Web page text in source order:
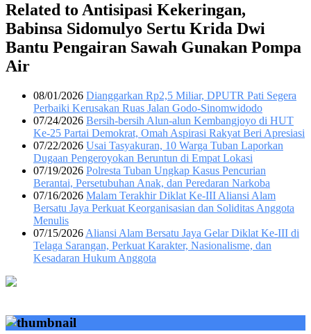
Related to Antisipasi Kekeringan,
Babinsa Sidomulyo Sertu Krida Dwi
Bantu Pengairan Sawah Gunakan Pompa
Air
08/01/2026 Dianggarkan Rp2,5 Miliar, DPUTR Pati Segera
Perbaiki Kerusakan Ruas Jalan Godo-Sinomwidodo
07/24/2026 Bersih-bersih Alun-alun Kembangjoyo di HUT
Ke-25 Partai Demokrat, Omah Aspirasi Rakyat Beri Apresiasi
07/22/2026 Usai Tasyakuran, 10 Warga Tuban Laporkan
Dugaan Pengeroyokan Beruntun di Empat Lokasi
07/19/2026 Polresta Tuban Ungkap Kasus Pencurian
Berantai, Persetubuhan Anak, dan Peredaran Narkoba
07/16/2026 Malam Terakhir Diklat Ke-III Aliansi Alam
Bersatu Jaya Perkuat Keorganisasian dan Soliditas Anggota
Menulis
07/15/2026 Aliansi Alam Bersatu Jaya Gelar Diklat Ke-III di
Telaga Sarangan, Perkuat Karakter, Nasionalisme, dan
Kesadaran Hukum Anggota